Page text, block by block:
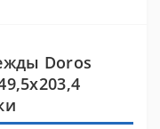
Doros